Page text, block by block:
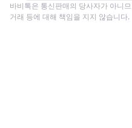
바비톡은 통신판매의 당사자가 아니
거래 등에 대해 책임을 지지 않습니다.